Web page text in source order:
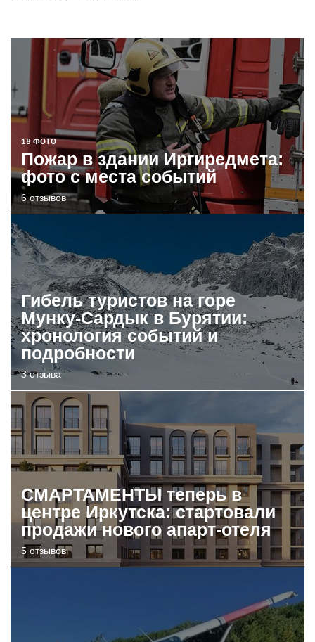
18 ФОТО
Пожар в здании Иргиредмета:
фото с места событий
6 отзывов
Гибель туристов на горе
Мунку-Сардык в Бурятии:
хронология событий и
подробности
3 отзыва
СМАРТАМЕНТЫ теперь в
центре Иркутска: стартовали
продажи нового апарт-отеля
5 отзывов